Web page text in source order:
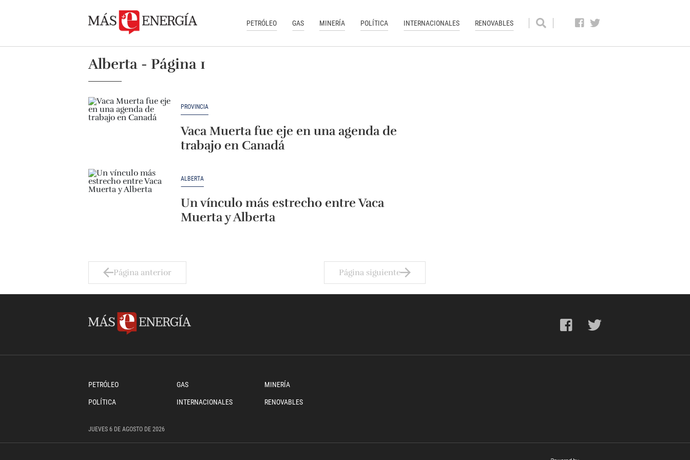
PETRÓLEO GAS MINERÍA POLÍTICA INTERNACIONALES RENOVABLES
Alberta - Página 1
PROVINCIA
Vaca Muerta fue eje en una agenda de
trabajo en Canadá
ALBERTA
Un vínculo más estrecho entre Vaca
Muerta y Alberta
Página anterior Página siguiente
PETRÓLEO GAS MINERÍA
POLÍTICA INTERNACIONALES RENOVABLES
JUEVES 6 DE AGOSTO DE 2026